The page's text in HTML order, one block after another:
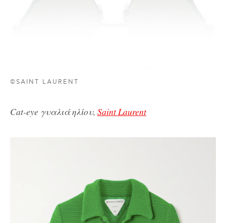
©SAINT LAURENT
Cat-eye γυαλιά ηλίου, Saint Laurent